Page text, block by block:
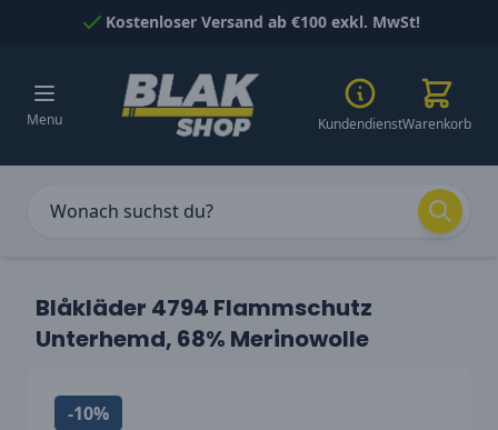
Skip to ContentKostenloser Versand ab €100 exkl. MwSt!
Menu KundendienstWarenkorb
Blåkläder 4794 Flammschutz
Unterhemd, 68% Merinowolle
-10%